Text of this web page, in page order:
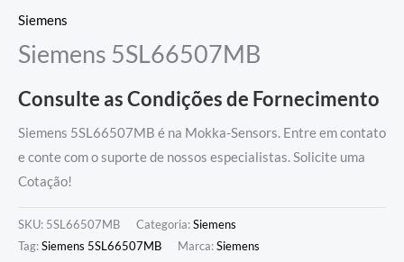
Siemens
Siemens 5SL66507MB
Consulte as Condições de Fornecimento
Siemens 5SL66507MB é na Mokka-Sensors. Entre em contato
e conte com o suporte de nossos especialistas. Solicite uma
Cotação!
SKU: 5SL66507MB Categoria:Siemens
Tag:Siemens 5SL66507MB Marca:Siemens